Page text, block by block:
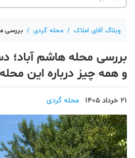
آموزش املاک
آموزش پلتفرم آقای املاک
تحلیل مسکن
دکوراسیون
صنعت ساختمان
وبلاگ آقای املاک / محله گردی / بررسی
بررسی محله هاشم آباد؛
و همه چیز درباره این محله
21 خرداد 1405 محله گردی